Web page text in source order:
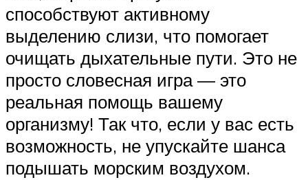
способствуют активному
выделению слизи, что помогает
очищать дыхательные пути. Это не
просто словесная игра — это
реальная помощь вашему
организму! Так что, если у вас есть
возможность, не упускайте шанса
подышать морским воздухом.